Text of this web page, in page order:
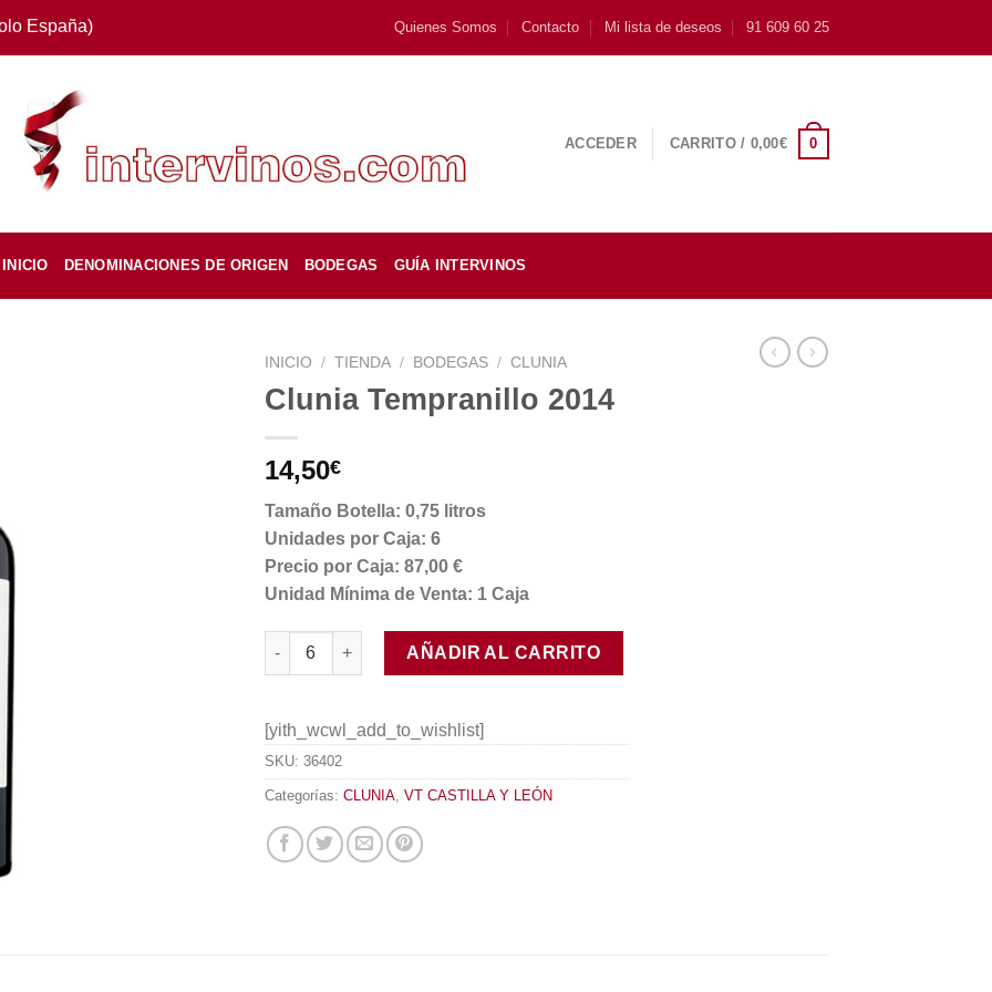
España) Quienes Somos Contacto Mi lista de deseos 91 609 60 25
ACCEDER CARRITO / 0,00€ 0
INICIO DENOMINACIONES DE ORIGEN BODEGAS GUÍA INTERVINOS
INICIO / TIENDA / BODEGAS / CLUNIA
Clunia Tempranillo 2014
14,50€
Tamaño Botella: 0,75 litros
Unidades por Caja: 6
Precio por Caja: 87,00 €
Unidad Mínima de Venta: 1 Caja
Clunia Tempranillo 2014 cantidad
AÑADIR AL CARRITO
[yith_wcwl_add_to_wishlist]
SKU: 36402
Categorías: CLUNIA VT CASTILLA Y LEÓN